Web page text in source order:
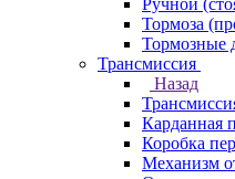
Ручной
Тормоза
Тормозные
Трансмиссия
Назад
Карданная
Коробка
Механизм